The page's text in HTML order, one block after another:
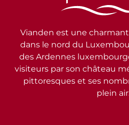
Vianden est une
dans le nord du
des Ardennes
visiteurs par son château
pittoresques et ses
plein